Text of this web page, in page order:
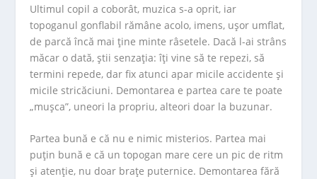
Ultimul copil a coborât, muzica s-a oprit, iar
topoganul gonflabil rămâne acolo, imens, ușor umflat,
de parcă încă mai ține minte râsetele. Dacă l-ai strâns
măcar o dată, știi senzația: îți vine să te repezi, să
termini repede, dar fix atunci apar micile accidente și
micile stricăciuni. Demontarea e partea care te poate
„mușca”, uneori la propriu, alteori doar la buzunar.
Partea bună e că nu e nimic misterios. Partea mai
puțin bună e că un topogan mare cere un pic de ritm
și atenție, nu doar brațe puternice. Demontarea fără